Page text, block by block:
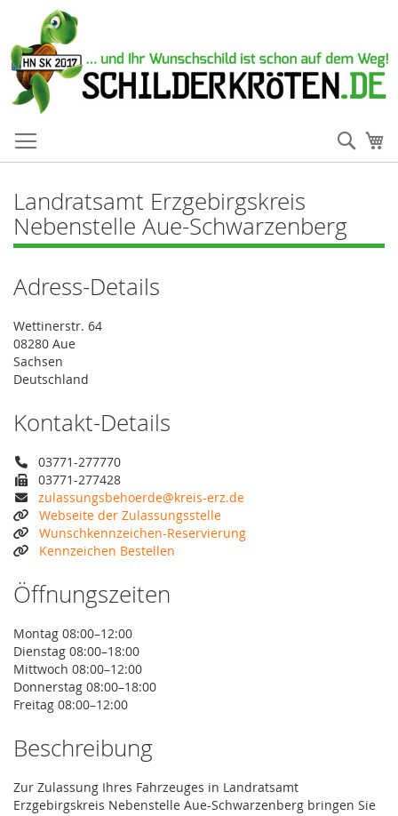
Landratsamt Erzgebirgskreis
Nebenstelle Aue-Schwarzenberg
Adress-Details
Wettinerstr. 64
08280 Aue
Sachsen
Deutschland
Kontakt-Details
03771-277770
03771-277428
zulassungsbehoerde@kreis-erz.de
Webseite der Zulassungsstelle
Wunschkennzeichen-Reservierung
Kennzeichen Bestellen
Öffnungszeiten
Montag 08:00–12:00
Dienstag 08:00–18:00
Mittwoch 08:00–12:00
Donnerstag 08:00–18:00
Freitag 08:00–12:00
Beschreibung
Zur Zulassung Ihres Fahrzeuges in Landratsamt
Erzgebirgskreis Nebenstelle Aue-Schwarzenberg bringen Sie